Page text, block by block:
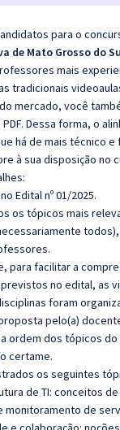
para o
de Mato Grosso do
mais
tradicionais
mercado, você
Dessa forma, o
há de mais técnico e
à sua disposição no
Edital nº 01/2025.
os tópicos mais
para facilitar a
no edital, as
foram
pelo(a)
ordem dos tópicos
certame.
os seguintes
de TI: conceitos
monitoramento de